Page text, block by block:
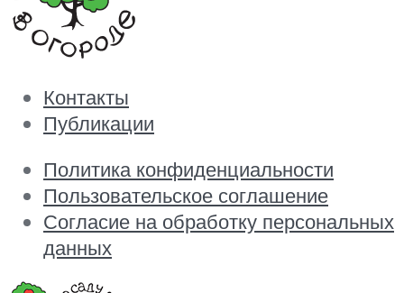
Контакты
Публикации
Политика конфиденциальности
Пользовательское соглашение
Согласие на обработку персональных
данных